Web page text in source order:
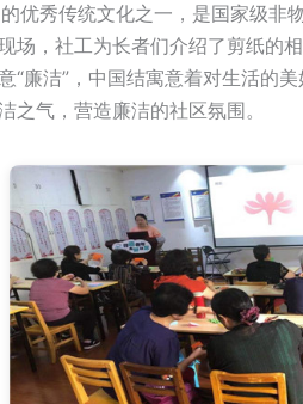
秀传统文化之一，是国家级非
场，社工为长者们介绍了剪纸的
“廉洁”，中国结寓意着对生活的
之气，营造廉洁的社区氛围。